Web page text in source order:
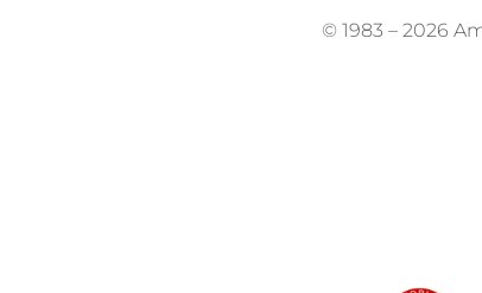
© 1983 –2026